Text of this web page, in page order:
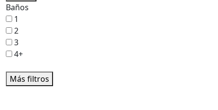
Baños
1
2
3
4+
Más filtros